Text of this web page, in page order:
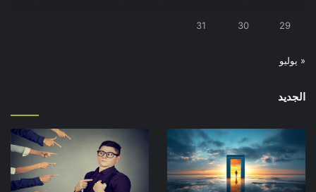
29
30
31
« يوليو
الجديد